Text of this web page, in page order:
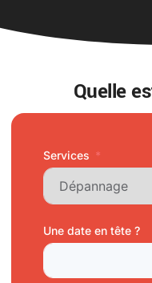
Quelle
Services
Une date en tête ?